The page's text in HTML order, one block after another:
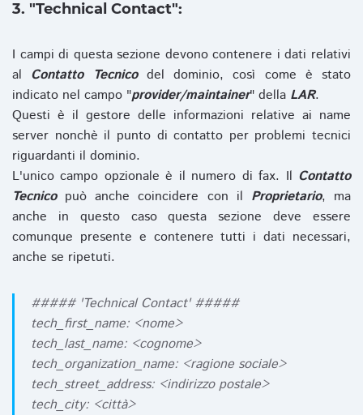
3. "Technical Contact":
I campi di questa sezione devono contenere i dati relativi
al Contatto Tecnicodel dominio, così come è stato
indicato nel campo "provider/maintainer" della LAR.
Questi è il gestore delle informazioni relative ai name
server nonchè il punto di contatto per problemi tecnici
riguardanti il dominio.
L'unico campo opzionale è il numero di fax. Il Contatto
Tecnicopuò anche coincidere con il Proprietario, ma
anche in questo caso questa sezione deve essere
comunque presente e contenere tutti i dati necessari,
anche se ripetuti.
##### 'Technical Contact' #####
tech_first_name: <nome>
tech_last_name: <cognome>
tech_organization_name: <ragione sociale>
tech_street_address: <indirizzo postale>
tech_city: <città>